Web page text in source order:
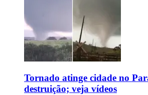
Tornado atinge cidade no
destruição; veja vídeos